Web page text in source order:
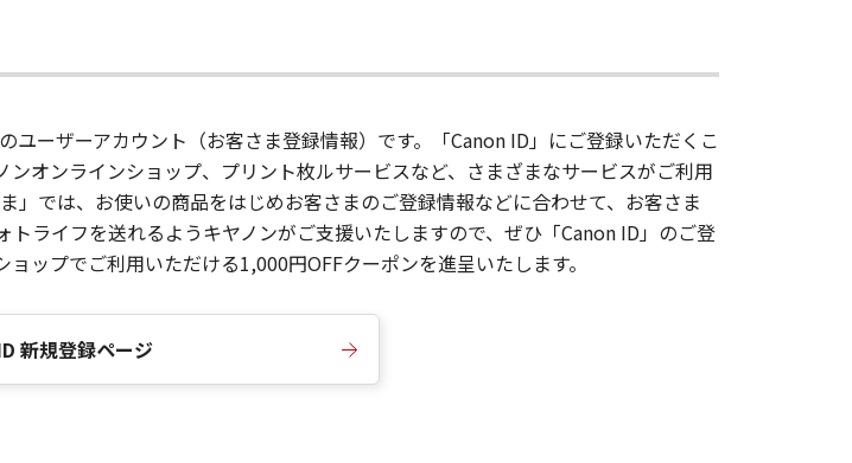
ユーザーアカウント（お客さま登録情報）です。「Canon ID」にご登録いただくこ
オンラインショップ、プリント枚ルサービスなど、さまざまなサービスがご利用
では、お使いの商品をはじめお客さまのご登録情報などに合わせて、お客さま
ライフを送れるようキヤノンがご支援いたしますので、ぜひ「Canon ID」のご登
ップでご利用いただける1,000円OFFクーポンを進呈いたします。
新規登録ページ